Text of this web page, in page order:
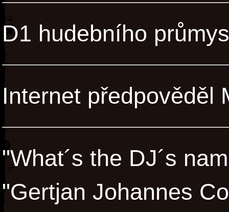
D1 hudebního
Internet předpověděl
"What´s the DJ´s
"Gertjan Johannes